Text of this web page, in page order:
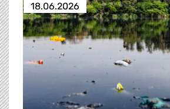
18.06.2026